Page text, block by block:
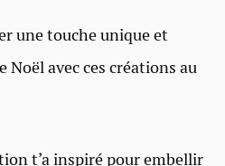
une touche unique et
Noël avec ces créations au
t’a inspiré pour embellir